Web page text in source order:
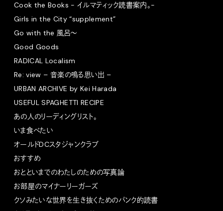
Cook the Books - イルマティック読書案内。-
Girls in the City “supplement”
Go with the 風呂〜
Good Goods
RADICAL Localism
Re: view – 音楽の鳴る思い出 –
URBAN ARCHIVE by Kei Harada
USEFUL SPAGHETTI RECIPE
あの人のリーディングリスト。
いま食べたい
オールドDCスタジャンクラブ
おすすめ
おとといまでのわたしのための写真論
お部屋のマイナーリーガーズ
クソみたいな世界を生き抜くためのパンク的読書